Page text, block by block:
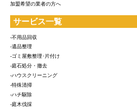
加盟希望の業者の方へ
サービス一覧
-不用品回収
-遺品整理
-ゴミ屋敷整理･片付け
-庭石処分・撤去
-ハウスクリーニング
-特殊清掃
-ハチ駆除
-庭木伐採